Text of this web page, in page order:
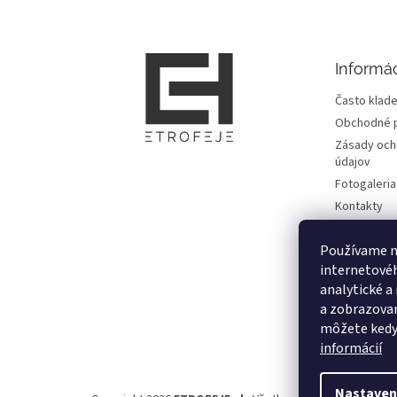
Používame
analytické a
a
môžete
informácií
Často
Obchodné
Zásady
údajov
Fotogaleria
Kontakty
Doprava,
informácie
Vrátenie
od zmluvy
Moja